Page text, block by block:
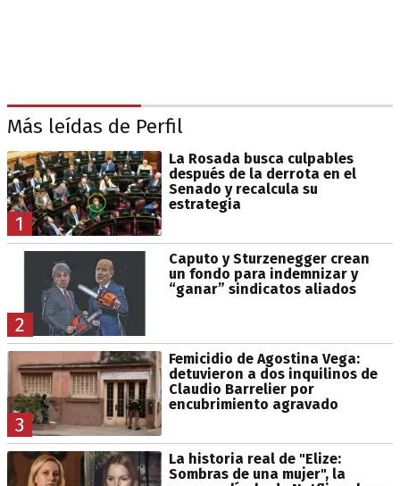
Más leídas de Perfil
1
La Rosada busca culpables
después de la derrota en el
Senado y recalcula su
estrategia
2
Caputo y Sturzenegger crean
un fondo para indemnizar y
“ganar” sindicatos aliados
3
Femicidio de Agostina Vega:
detuvieron a dos inquilinos de
Claudio Barrelier por
encubrimiento agravado
La historia real de "Elize:
Sombras de una mujer", la